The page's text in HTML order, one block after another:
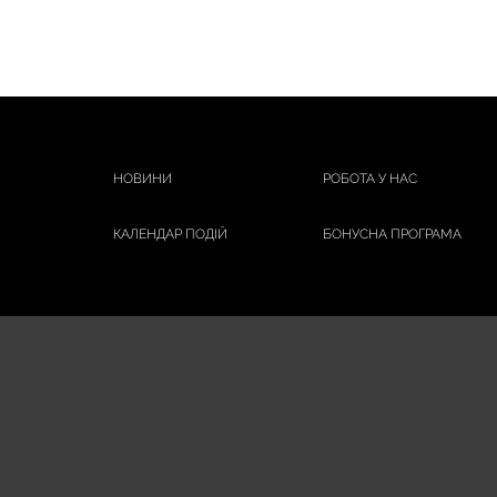
НОВИНИ РОБОТА У НАС
КАЛЕНДАР ПОДІЙ БОНУСНА ПРОГРАМА